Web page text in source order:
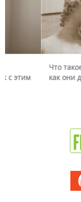
Что такое
как они действуют